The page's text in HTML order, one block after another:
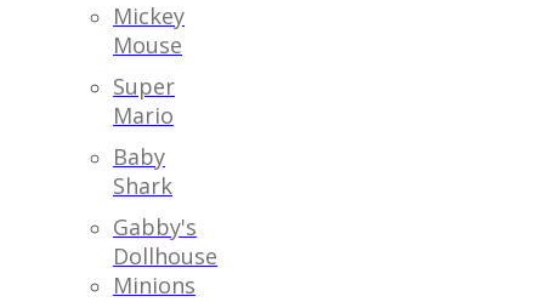
Mickey
Mouse
Super
Mario
Baby
Shark
Gabby's
Dollhouse
Minions